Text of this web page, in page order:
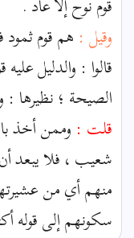
وقيل : هم قوم ثمود
قالوا : والدليل
الصيحة ؛ نظيرها :
قلت : وممن أخذ
شعيب ، فلا يبعد
منهم أي من
سكونهم إلى قوله